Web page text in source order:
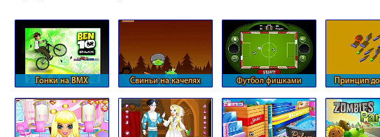
Гонки на BMX Свиньи на качелях Футбол фишками
Принцип